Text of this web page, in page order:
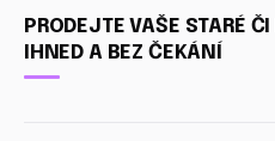
PRODEJTE VAŠE STARÉ
IHNED A BEZ ČEKÁNÍ